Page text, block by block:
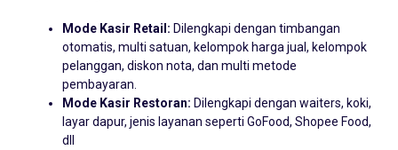
otomatis, multi satuan, kelompok harga jual, kelompok
pelanggan, diskon nota, dan multi metode
pembayaran.
Mode Kasir Restoran:
layar dapur, jenis layanan seperti GoFood, Shopee Food,
dll
Mode Kasir Jasa Service / Bengkel: